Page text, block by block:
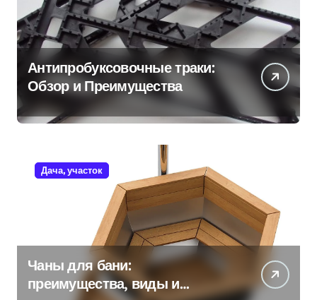
Антипробуксовочные траки:
Обзор и Преимущества
Дача, участок
Чаны для бани:
преимущества, виды и